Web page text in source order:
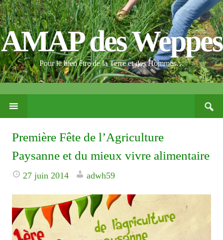
AMAP des Weppes
Pour le bien être de la Terre et des Hommes…
PASSER
CE
Première Fête de l’Agriculture
Paysanne et du mieux vivre alimentaire
27 juin 2014 adwh59